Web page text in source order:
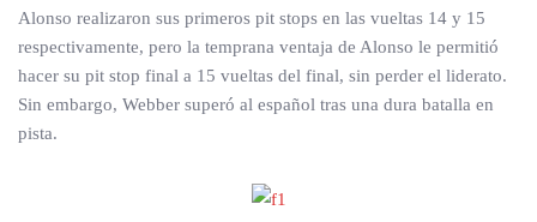
Alonso realizaron sus primeros pit stops en las vueltas 14 y 15
respectivamente, pero la temprana ventaja de Alonso le permitió
hacer su pit stop final a 15 vueltas del final, sin perder el liderato.
Sin embargo, Webber superó al español tras una dura batalla en
pista.